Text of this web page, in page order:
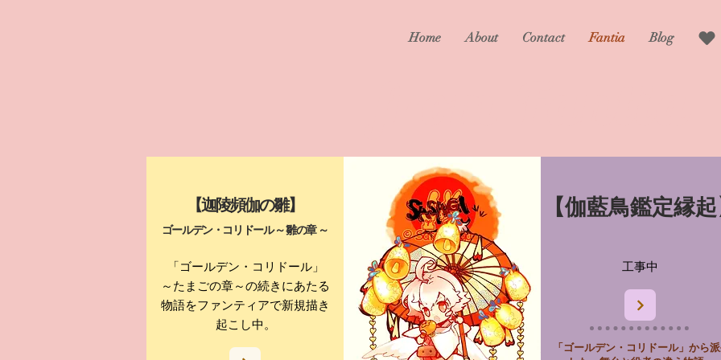
Home About Contact Fantia Blog
「ゴールデン・コリドール」
～たまごの章～の続きにあたる
物語をファンティアで新規描き
起こし中。
​工事中
「ゴールデン・コリドール」から
【伽藍鳥鑑定縁
【迦陵頻伽の雛】
ゴールデン・コリドール ～ 雛の章 ～